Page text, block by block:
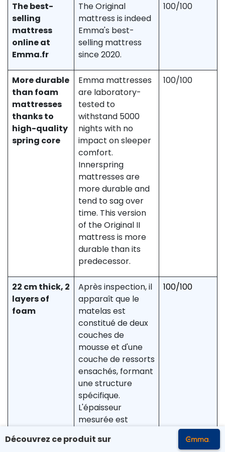
The best-
selling
mattress
online at
Emma.fr
The Original
mattress is indeed
Emma's best-
selling mattress
since 2020.
100/100
More durable
than foam
mattresses
thanks to
high-quality
spring core
Emma mattresses
are laboratory-
tested to
withstand 5000
nights with no
impact on sleeper
comfort.
Innerspring
mattresses are
more durable and
tend to sag over
time. This version
of the Original II
mattress is more
durable than its
predecessor.
100/100
22 cm thick, 2
layers of
foam
Après inspection, il
apparaît que le
matelas est
constitué de deux
couches de
mousse et d'une
couche de ressorts
ensachés, formant
une structure
spécifique.
L'épaisseur
mesurée est
spécifications,
100/100
Découvrez ce produit sur